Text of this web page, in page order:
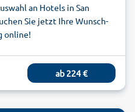
an Hotels in San
Sie jetzt Ihre Wunsch-
online!
ab 224€